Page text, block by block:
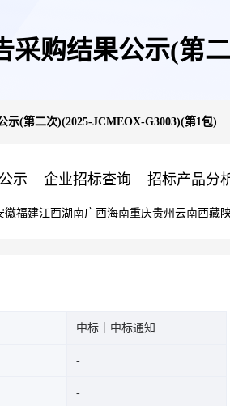
购结果公示(第
示(第二次)(2025-JCMEOX-G3003)(第1包)
示 企业招标查询 招标产品分
徽福建江西湖南广西海南重庆贵州 云南西藏
中标｜中标通知